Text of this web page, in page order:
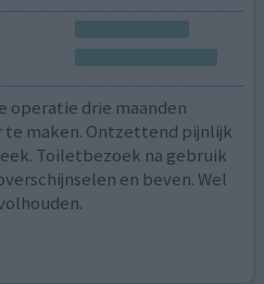
operatie drie maanden
maken. Ontzettend pijnlijk
Toiletbezoek na gebruik
en beven. Wel